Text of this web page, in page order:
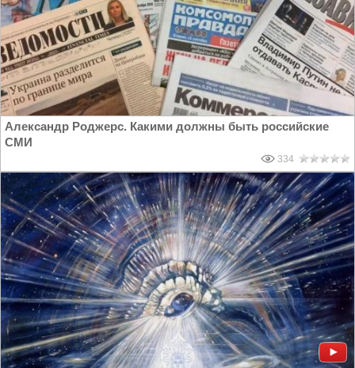
Александр Роджерс. Какими должны быть российские
СМИ
334